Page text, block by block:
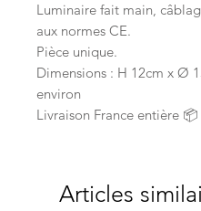
Luminaire fait main,
aux normes CE.
Pièce unique.
Dimensions : H 12cm x Ø
environ
Livraison France entière 📦
Articles